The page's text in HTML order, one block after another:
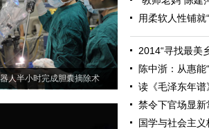
人半小时完成胆囊摘除术
用柔软人性铺就
2014“寻找最美
陈中浙：从惠能
读《毛泽东年
禁令下官场显
国学与社会主